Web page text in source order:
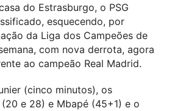
do Estrasburgo, o PSG
esquecendo, por
da Liga dos Campeões de
com nova derrota, agora
ao campeão Real Madrid.
(cinco minutos), os
e 28) e Mbapé (45+1) e o